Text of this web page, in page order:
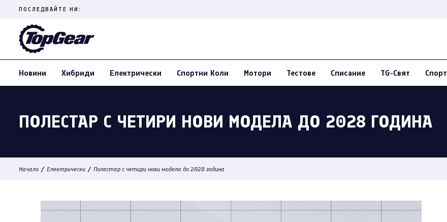
content
(Press
ПОСЛЕДВАЙТЕ НИ:
Новини Хибриди Електрически Спортни Коли Мотори Тестове Списание TG-Свят Спорт
ПОЛЕСТАР С ЧЕТИРИ НОВИ МОДЕЛА ДО 2028 ГОДИНА
Начало / Електрически / Полестар с четири нови модела до 2028 година